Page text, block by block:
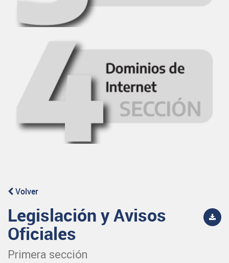
Volver
Legislación y Avisos
Oficiales
Primera sección